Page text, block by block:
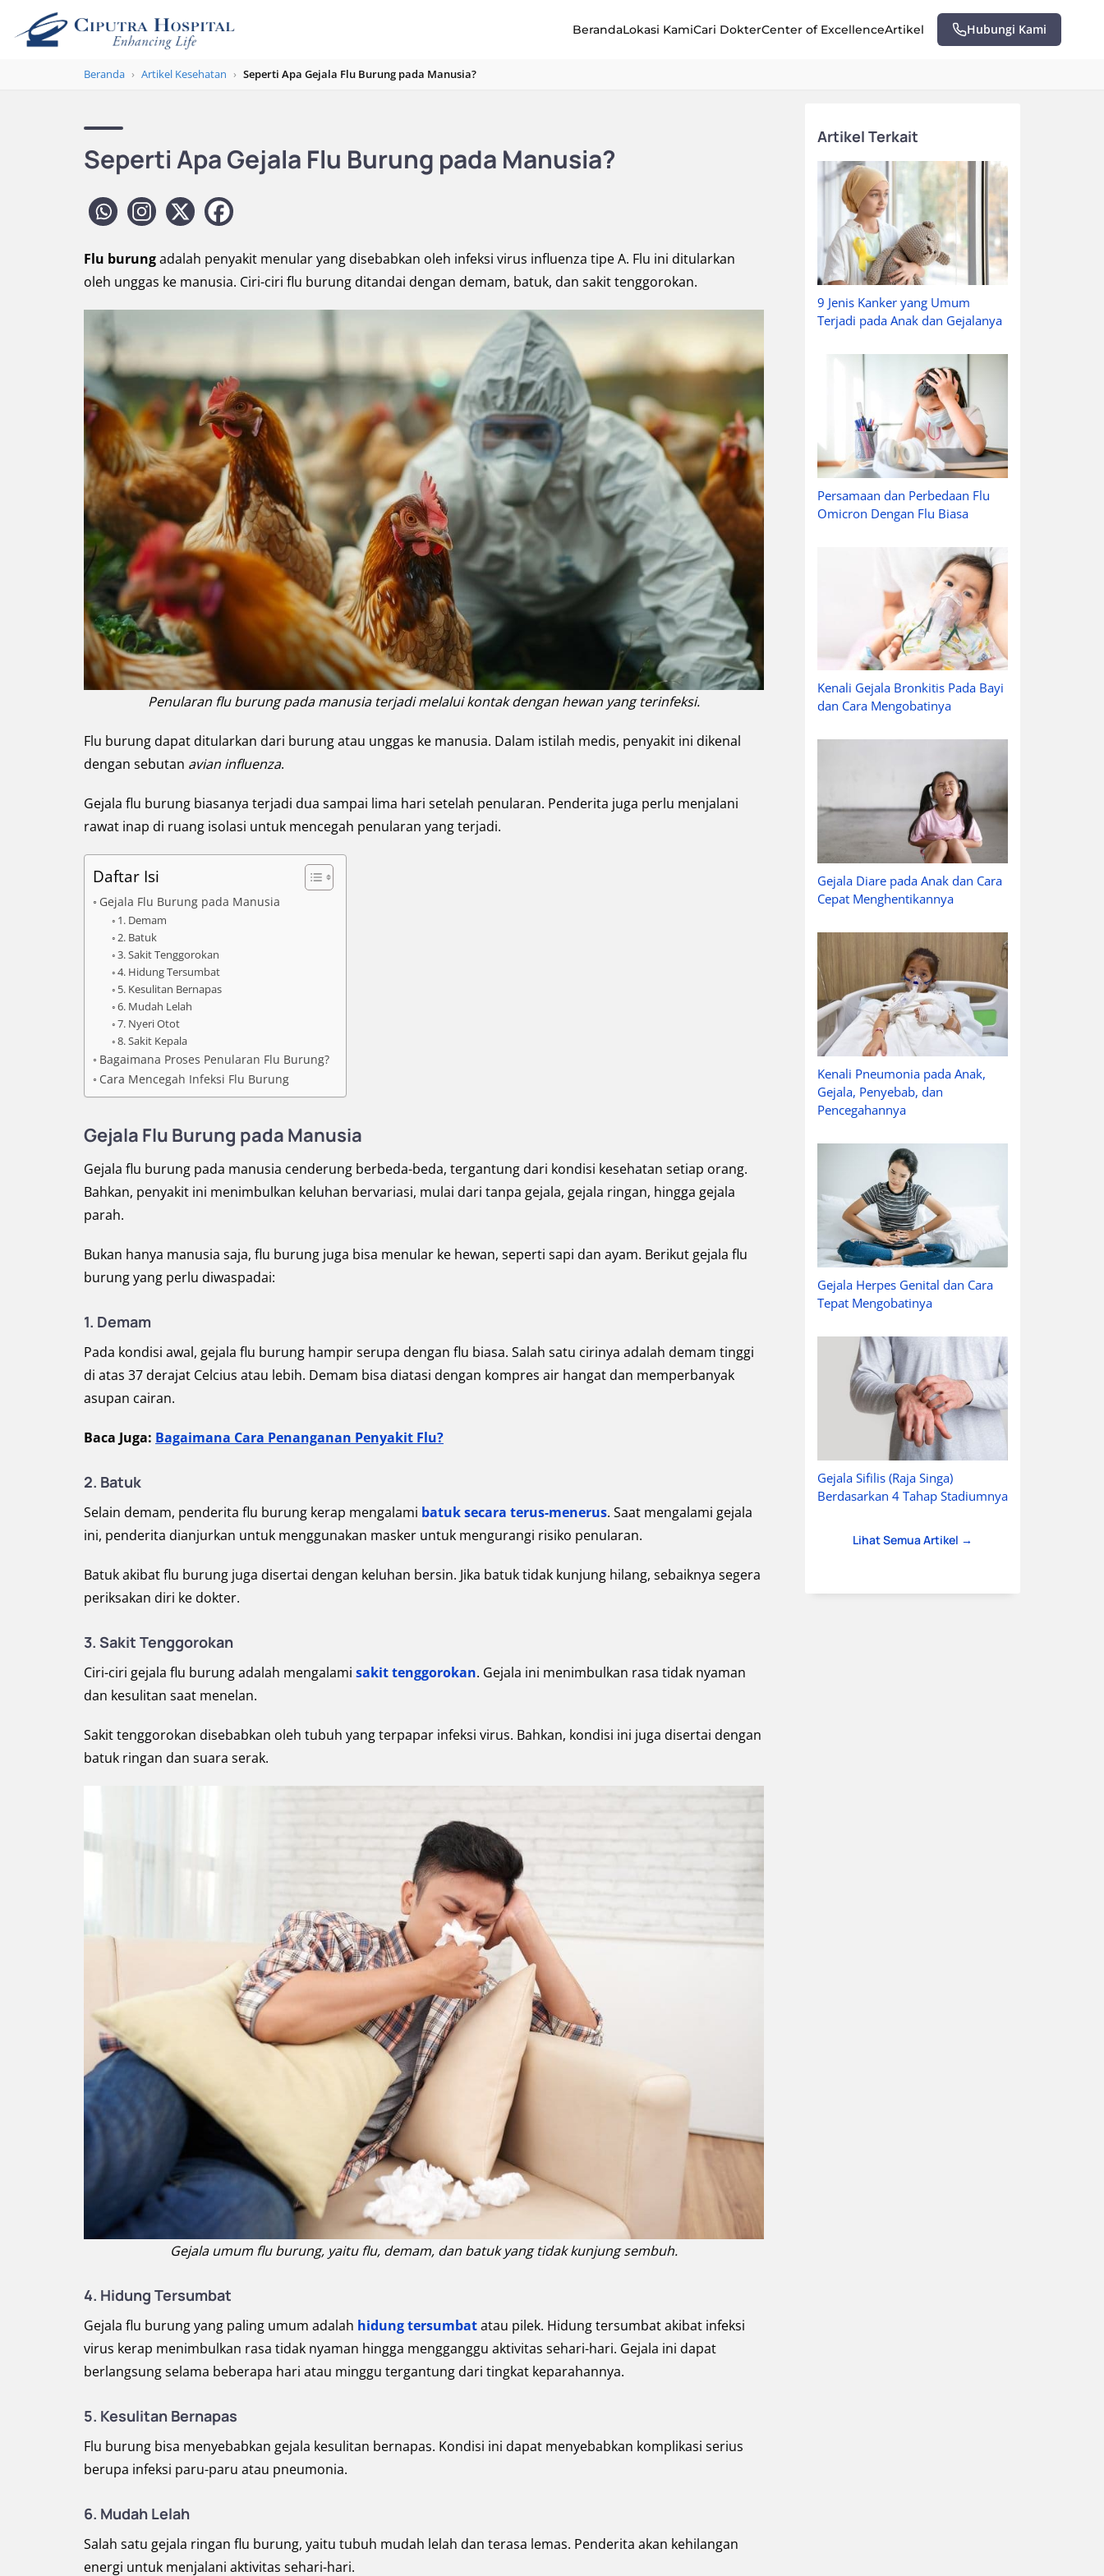
BerandaLokasi KamiCari DokterCenter of ExcellenceArtikel Hubungi Kami
Beranda › Artikel Kesehatan › Seperti Apa Gejala Flu Burung pada Manusia?
Seperti Apa Gejala Flu Burung pada Manusia?
Flu burungadalah penyakit menular yang disebabkan oleh infeksi virus influenza tipe A. Flu ini ditularkan
oleh unggas ke manusia. Ciri-ciri flu burung ditandai dengan demam, batuk, dan sakit tenggorokan.
Penularan flu burung pada manusia terjadi melalui kontak dengan hewan yang terinfeksi.
Flu burung dapat ditularkan dari burung atau unggas ke manusia. Dalam istilah medis, penyakit ini dikenal
dengan sebutan avian influenza.
Gejala flu burung biasanya terjadi dua sampai lima hari setelah penularan. Penderita juga perlu menjalani
rawat inap di ruang isolasi untuk mencegah penularan yang terjadi.
Daftar Isi
Gejala Flu Burung pada Manusia
1. Demam
2. Batuk
3. Sakit Tenggorokan
4. Hidung Tersumbat
5. Kesulitan Bernapas
6. Mudah Lelah
7. Nyeri Otot
8. Sakit Kepala
Bagaimana Proses Penularan Flu Burung?
Cara Mencegah Infeksi Flu Burung
Gejala Flu Burung pada Manusia
Gejala flu burung pada manusia cenderung berbeda-beda, tergantung dari kondisi kesehatan setiap orang.
Bahkan, penyakit ini menimbulkan keluhan bervariasi, mulai dari tanpa gejala, gejala ringan, hingga gejala
parah.
Bukan hanya manusia saja, flu burung juga bisa menular ke hewan, seperti sapi dan ayam. Berikut gejala flu
burung yang perlu diwaspadai:
1. Demam
Pada kondisi awal, gejala flu burung hampir serupa dengan flu biasa. Salah satu cirinya adalah demam tinggi
di atas 37 derajat Celcius atau lebih. Demam bisa diatasi dengan kompres air hangat dan memperbanyak
asupan cairan.
Baca Juga: Bagaimana Cara Penanganan Penyakit Flu?
2. Batuk
Selain demam, penderita flu burung kerap mengalami batuk secara terus-menerus. Saat mengalami gejala
ini, penderita dianjurkan untuk menggunakan masker untuk mengurangi risiko penularan.
Batuk akibat flu burung juga disertai dengan keluhan bersin. Jika batuk tidak kunjung hilang, sebaiknya segera
periksakan diri ke dokter.
3. Sakit Tenggorokan
Ciri-ciri gejala flu burung adalah mengalami sakit tenggorokan. Gejala ini menimbulkan rasa tidak nyaman
dan kesulitan saat menelan.
Sakit tenggorokan disebabkan oleh tubuh yang terpapar infeksi virus. Bahkan, kondisi ini juga disertai dengan
batuk ringan dan suara serak.
Gejala umum flu burung, yaitu flu, demam, dan batuk yang tidak kunjung sembuh.
4. Hidung Tersumbat
Gejala flu burung yang paling umum adalah hidung tersumbatatau pilek. Hidung tersumbat akibat infeksi
virus kerap menimbulkan rasa tidak nyaman hingga mengganggu aktivitas sehari-hari. Gejala ini dapat
berlangsung selama beberapa hari atau minggu tergantung dari tingkat keparahannya.
5. Kesulitan Bernapas
Flu burung bisa menyebabkan gejala kesulitan bernapas. Kondisi ini dapat menyebabkan komplikasi serius
berupa infeksi paru-paru atau pneumonia.
6. Mudah Lelah
Salah satu gejala ringan flu burung, yaitu tubuh mudah lelah dan terasa lemas. Penderita akan kehilangan
energi untuk menjalani aktivitas sehari-hari.
Artikel Terkait
9 Jenis Kanker yang Umum
Terjadi pada Anak dan Gejalanya
Persamaan dan Perbedaan Flu
Omicron Dengan Flu Biasa
Kenali Gejala Bronkitis Pada Bayi
dan Cara Mengobatinya
Gejala Diare pada Anak dan Cara
Cepat Menghentikannya
Kenali Pneumonia pada Anak,
Gejala, Penyebab, dan
Pencegahannya
Gejala Herpes Genital dan Cara
Tepat Mengobatinya
Gejala Sifilis (Raja Singa)
Berdasarkan 4 Tahap Stadiumnya
Lihat Semua Artikel →